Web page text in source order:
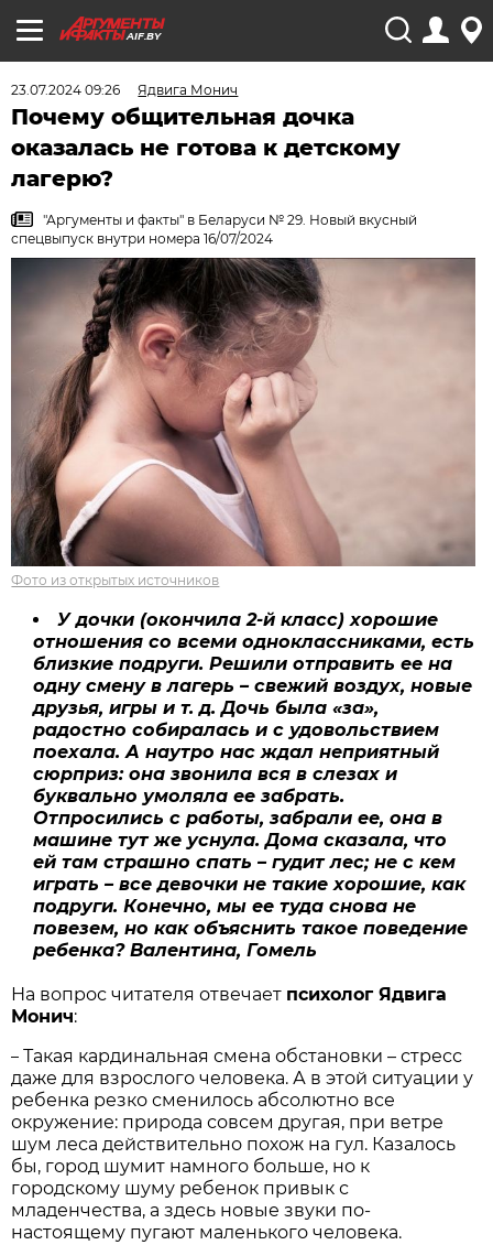
AIF.BY
23.07.2024 09:26 Ядвига Монич
Почему общительная дочка
оказалась не готова к детскому
лагерю?
"Аргументы и факты" в Беларуси № 29. Новый вкусный
спецвыпуск внутри номера 16/07/2024
Фото из открытых источников
У дочки (окончила 2-й класс) хорошие
отношения со всеми одноклассниками, есть
близкие подруги. Решили отправить ее на
одну смену в лагерь – свежий воздух, новые
друзья, игры и т. д. Дочь была «за»,
радостно собиралась и с удовольствием
поехала. А наутро нас ждал неприятный
сюрприз: она звонила вся в слезах и
буквально умоляла ее забрать.
Отпросились с работы, забрали ее, она в
машине тут же уснула. Дома сказала, что
ей там страшно спать – гудит лес; не с кем
играть – все девочки не такие хорошие, как
подруги. Конечно, мы ее туда снова не
повезем, но как объяснить такое поведение
ребенка? Валентина, Гомель
На вопрос читателя отвечает психолог Ядвига
Монич:
– Такая кардинальная смена обстановки – стресс
даже для взрослого человека. А в этой ситуации у
ребенка резко сменилось абсолютно все
окружение: природа совсем другая, при ветре
шум леса действительно похож на гул. Казалось
бы, город шумит намного больше, но к
городскому шуму ребенок привык с
младенчества, а здесь новые звуки по-
настоящему пугают маленького человека.